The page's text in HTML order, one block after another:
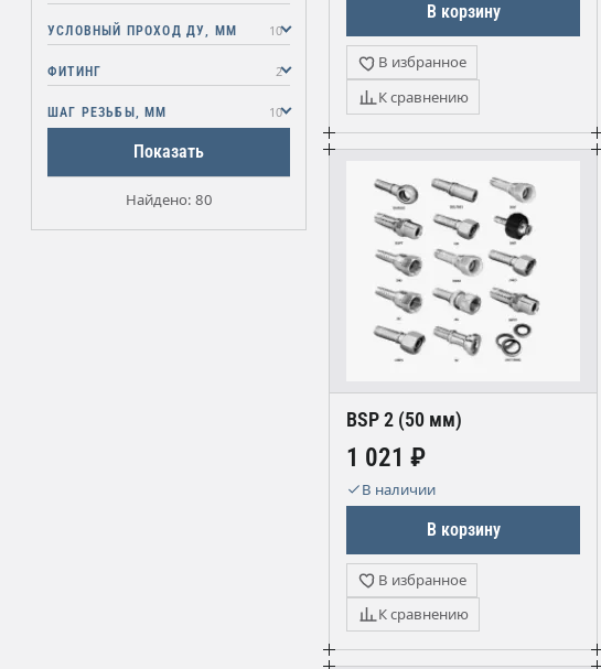
УСЛОВНЫЙ ПРОХОД ДУ, ММ 10
ФИТИНГ 2
ШАГ РЕЗЬБЫ, ММ 10
Показать
Найдено: 80
В корзину
В избранное
К сравнению
BSP 2 (50 мм)
1 021 ₽
В наличии
В корзину
В избранное
К сравнению